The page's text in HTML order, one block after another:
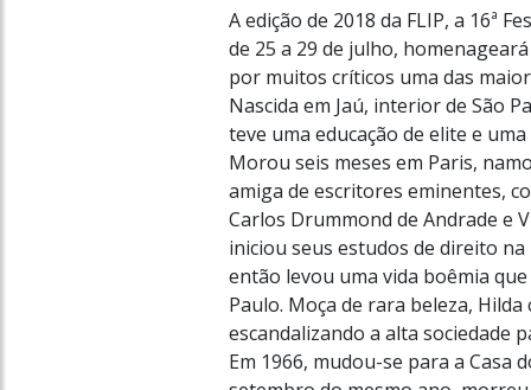
A edição de 2018 da FLIP, a 16ª
de 25 a 29 de julho,
por muitos críticos uma das
Nascida em Jaú, interior de São
teve uma educação de elite e
Morou seis meses em Paris,
amiga de escritores eminentes,
Carlos Drummond de Andrade e
iniciou seus estudos de direito na
então levou uma vida boêmia
Paulo. Moça de rara beleza,
escandalizando a alta sociedade
Em 1966, mudou-se para a Casa